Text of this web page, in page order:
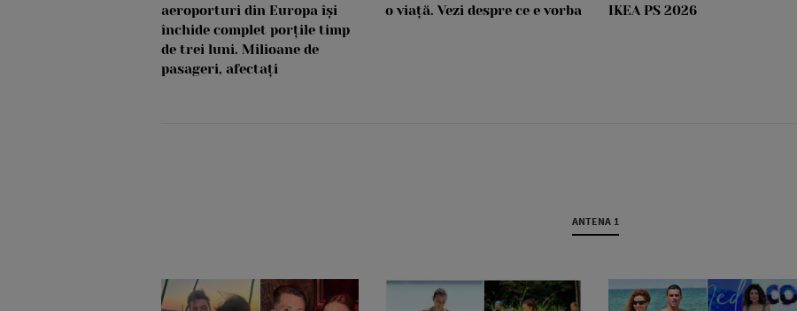
aeroporturi din Europa își
închide complet porțile timp
de trei luni. Milioane de
pasageri, afectați
o viață. Vezi despre ce e vorba
IKEA PS 2026
ANTENA 1